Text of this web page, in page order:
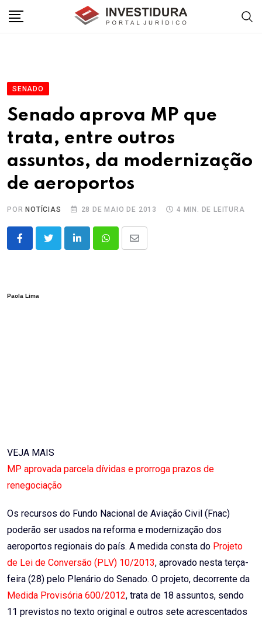
SENADO
Senado aprova MP que
trata, entre outros
assuntos, da modernização
de aeroportos
POR NOTÍCIAS 28 DE MAIO DE 2013 4 MIN. DE LEITURA
LinkedInWhatsappShare
Paola Lima
VEJA MAIS
MP aprovada parcela dívidas e prorroga prazos de
renegociação
Os recursos do Fundo Nacional de Aviação Civil (Fnac)
poderão ser usados na reforma e modernização dos
aeroportos regionais do país. A medida consta do Projeto
de Lei de Conversão (PLV) 10/2013, aprovado nesta terça-
feira (28) pelo Plenário do Senado. O projeto, decorrente da
Medida Provisória 600/2012, trata de 18 assuntos, sendo
11 previstos no texto original e outros sete acrescentados